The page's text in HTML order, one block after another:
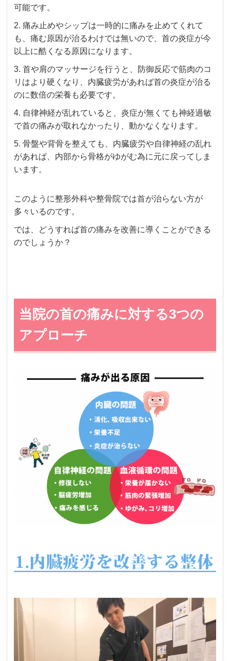
可能です。
2. 痛み止めやシップは一時的に痛みを止めてくれて
も、痛む原因が治るわけでは無いので、首の炎症が今
以上に酷くなる原因になります。
3. 首や肩のマッサージを行うと、防御反応で筋肉のコ
リはより硬くなり、内臓疲労があれば首の炎症が治る
のに数倍の栄養も必要です。
4. 自律神経が乱れていると、炎症が無くても神経過敏
で首の痛みが取れなかったり、動かなくなります。
5.骨盤や背骨を整えても、内臓疲労や自律神経の乱れ
があれば、内部から骨格がゆがむ為に元に戻ってしま
います。
このように整形外科や整骨院では首が治らない方が
多々いるのです。
では、どうすれば首の痛みを改善に導くことができる
のでしょうか？
当院の首の痛みに対する3つの
アプローチ